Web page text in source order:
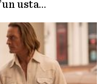
usta